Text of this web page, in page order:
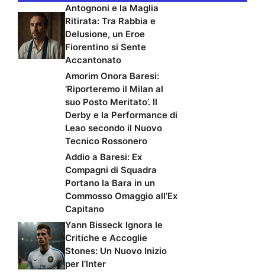
Antognoni e la Maglia
Ritirata: Tra Rabbia e
Delusione, un Eroe
Fiorentino si Sente
Accantonato
Amorim Onora Baresi:
‘Riporteremo il Milan al
suo Posto Meritato’. Il
Derby e la Performance di
Leao secondo il Nuovo
Tecnico Rossonero
Addio a Baresi: Ex
Compagni di Squadra
Portano la Bara in un
Commosso Omaggio all’Ex
Capitano
Yann Bisseck Ignora le
Critiche e Accoglie
Stones: Un Nuovo Inizio
per l’Inter